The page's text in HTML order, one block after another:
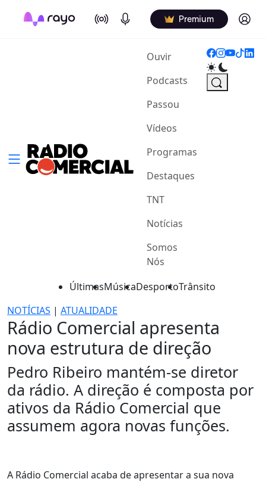
On Air Podcasts Premium Log in
Ouvir(current)
Podcasts
Passou
Vídeos
Programas
Destaques
TNT
Notícias
Somos
Nós
ÚltimasMúsicaDesportoTrânsito
NOTÍCIAS | ATUALIDADE
Rádio Comercial apresenta
nova estrutura de direção
Pedro Ribeiro mantém-se diretor
da rádio. A direção é composta por
ativos da Rádio Comercial que
assumem agora novas funções.
A Rádio Comercial acaba de apresentar a sua nova